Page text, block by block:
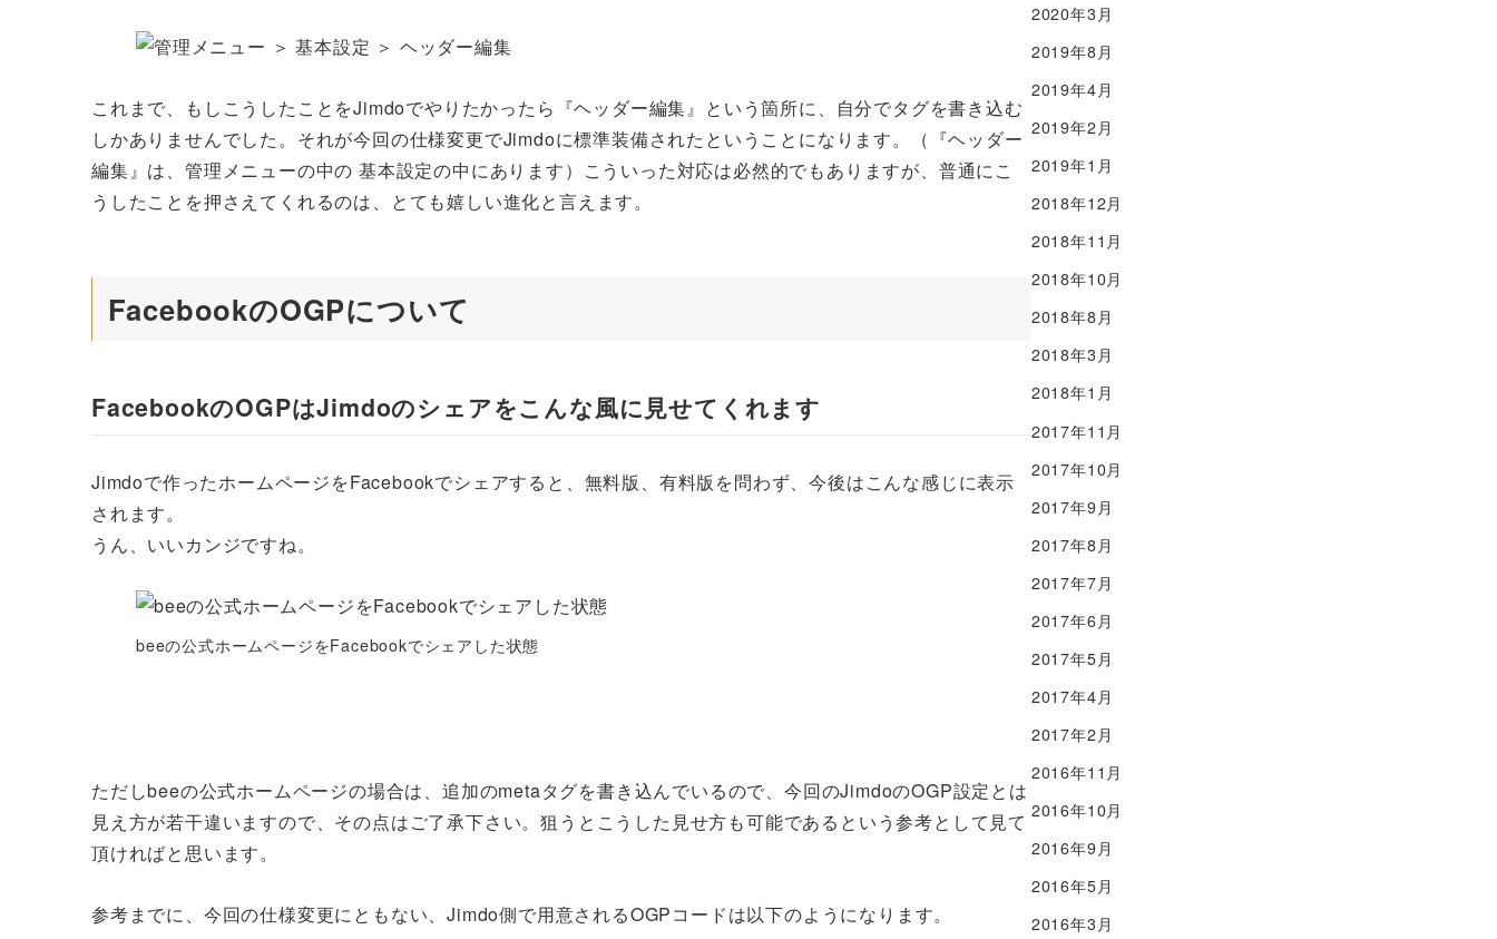
これまで、もしこうしたことをJimdoでやりたかったら『ヘッダー編集』という箇所に、自分でタグを書き込む
しかありませんでした。それが今回の仕様変更でJimdoに標準装備されたということになります。（『ヘッダー
編集』は、管理メニューの中の 基本設定の中にあります）こういった対応は必然的でもありますが、普通にこ
うしたことを押さえてくれるのは、とても嬉しい進化と言えます。
FacebookのOGPについて
FacebookのOGPはJimdoのシェアをこんな風に見せてくれます
Jimdoで作ったホームページをFacebookでシェアすると、無料版、有料版を問わず、今後はこんな感じに表示
されます。
うん、いいカンジですね。
beeの公式ホームページをFacebookでシェアした状態
ただしbeeの公式ホームページの場合は、追加のmetaタグを書き込んでいるので、今回のJimdoのOGP設定とは
見え方が若干違いますので、その点はご了承下さい。狙うとこうした見せ方も可能であるという参考として見て
頂ければと思います。
参考までに、今回の仕様変更にともない、Jimdo側で用意されるOGPコードは以下のようになります。
2020年3月
2019年8月
2019年4月
2019年2月
2019年1月
2018年12月
2018年11月
2018年10月
2018年8月
2018年3月
2018年1月
2017年11月
2017年10月
2017年9月
2017年8月
2017年7月
2017年6月
2017年5月
2017年4月
2017年2月
2016年11月
2016年10月
2016年9月
2016年5月
2016年3月